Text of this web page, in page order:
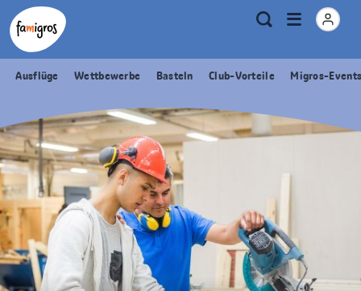
Sprungmarken
Navigation
Header
Logo
Meta
Navigation
Suche
Menu
öffnen
Ausflüge Wettbewerbe Basteln Club-Vorteile Migros-